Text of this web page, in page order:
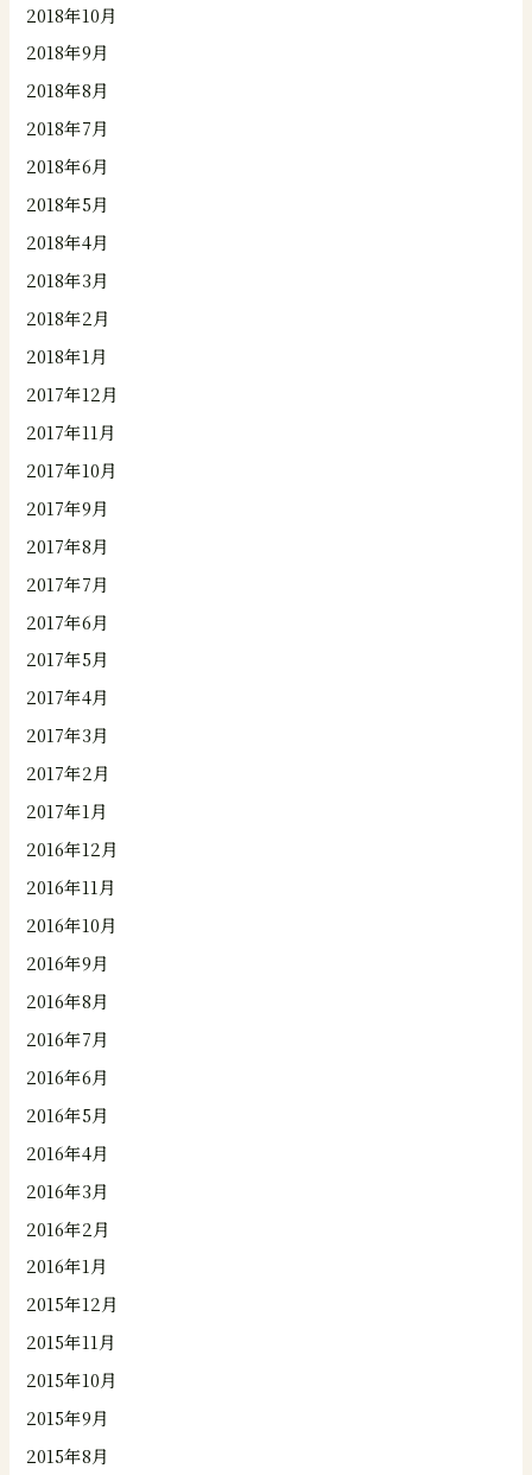
2018年10月
2018年9月
2018年8月
2018年7月
2018年6月
2018年5月
2018年4月
2018年3月
2018年2月
2018年1月
2017年12月
2017年11月
2017年10月
2017年9月
2017年8月
2017年7月
2017年6月
2017年5月
2017年4月
2017年3月
2017年2月
2017年1月
2016年12月
2016年11月
2016年10月
2016年9月
2016年8月
2016年7月
2016年6月
2016年5月
2016年4月
2016年3月
2016年2月
2016年1月
2015年12月
2015年11月
2015年10月
2015年9月
2015年8月